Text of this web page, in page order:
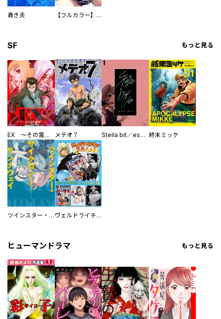
青き炎 【フルカラー】さよなら、私の大好きな１０００人のキミ。
SF もっと見る
EX ～その賞金稼ぎは、世界の出口を探す～【単行本版】 メテオ７ Stella bit／es【単話版】 終末ミッケ
ツインスター・サイクロン・ランナウェイ ヴェルドライチオシ聖典パック 『転スラ』ミニ画集付き シリウス人気作３選
ヒューマンドラマ もっと見る